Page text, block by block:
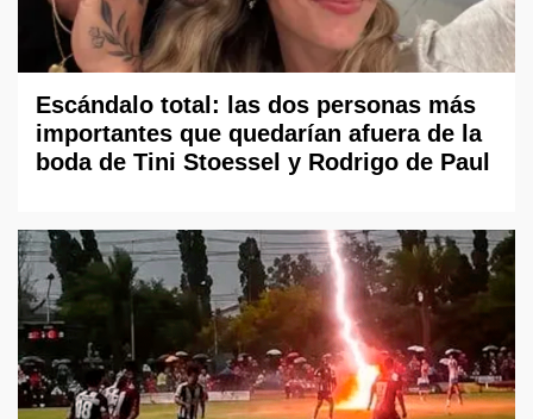
Escándalo total: las dos personas más
importantes que quedarían afuera de la
boda de Tini Stoessel y Rodrigo de Paul